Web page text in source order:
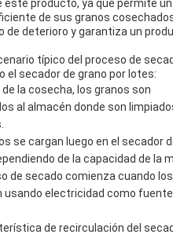
este producto, ya que permite
de sus granos
de deterioro y garantiza un
típico del proceso de
el secador de grano por lotes:
de la cosecha, los granos son
al almacén donde son
se cargan luego en el secador
de la capacidad de la
de secado comienza cuando
usando electricidad como
de recirculación del